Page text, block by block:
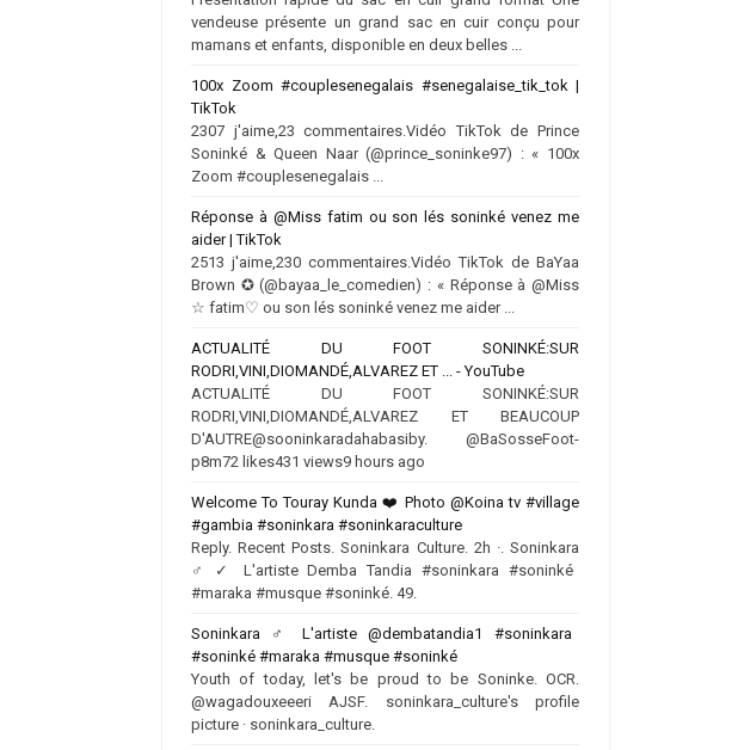
vendeuse présente un grand sac en cuir conçu pour
mamans et enfants, disponible en deux belles ...
100x Zoom #couplesenegalais #senegalaise_tik_tok |
TikTok
2307 j'aime,23 commentaires.Vidéo TikTok de Prince
Soninké & Queen Naar (@prince_soninke97) : « 100x
Zoom #couplesenegalais ...
Réponse à @Miss fatim ou son lés soninké venez me
aider | TikTok
2513 j'aime,230 commentaires.Vidéo TikTok de BaYaa
Brown ✪ (@bayaa_le_comedien) : « Réponse à @Miss
☆ fatim♡ ou son lés soninké venez me aider ...
ACTUALITÉ DU FOOT SONINKÉ:SUR
RODRI,VINI,DIOMANDÉ,ALVAREZ ET ... - YouTube
ACTUALITÉ DU FOOT SONINKÉ:SUR
RODRI,VINI,DIOMANDÉ,ALVAREZ ET BEAUCOUP
D'AUTRE‪@sooninkaradahabasiby‬. @BaSosseFoot-
p8m72 likes431 views9 hours ago
Welcome To Touray Kunda ❤️ Photo @Koina tv #village
#gambia #soninkara #soninkaraculture
Reply. Recent Posts. Soninkara Culture. 2h ·. Soninkara
‍♂️✓ L'artiste Demba Tandia #soninkara #soninké
#maraka #musque #soninké. 49.
Soninkara ‍♂️ L'artiste @dembatandia1 #soninkara
#soninké #maraka #musque #soninké
Youth of today, let's be proud to be Soninke. OCR.
@wagadouxeeeri AJSF. soninkara_culture's profile
picture · soninkara_culture.